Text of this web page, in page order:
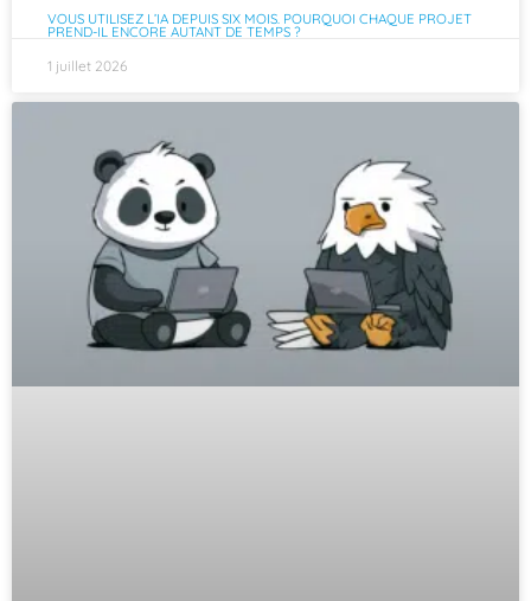
VOUS UTILISEZ L’IA DEPUIS SIX MOIS. POURQUOI CHAQUE PROJET
PREND-IL ENCORE AUTANT DE TEMPS ?
1 juillet 2026